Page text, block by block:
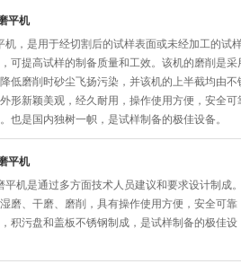
平机
机，是用于经切割后的试样表面或未经加工的试
可提高试样的制备质量和工效。该机的磨削是采
低磨削时砂尘飞扬污染，并该机的上半截均由不
形新颖美观，经久耐用，操作使用方便，安全可
。也是国内独树一帜，是试样制备的极佳设备。
平机
机是通过多方面技术人员建议和要求设计制成。
磨、干磨、磨削，具有操作使用方便，安全可靠
积污盘和盖板不锈钢制成，是试样制备的极佳设